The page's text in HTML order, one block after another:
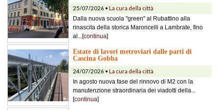
25/07/2026 • La cura della città
Dalla nuova scuola "green" al Rubattino alla
rinascita della storica Maroncelli a Lambrate, fino
al...[continua]
Estate di lavori metroviari dalle parti di
Cascina Gobba
24/07/2026 • La cura della città
In agosto nuova fase del rinnovo di M2 con la
manutenzione straordinaria dei viadotti della...
[continua]